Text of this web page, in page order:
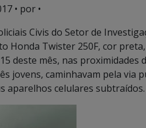
• por •
Civis do Setor de
Honda Twister 250F, cor
deste mês, nas proximidades
jovens, caminhavam pela via
aparelhos celulares subtraídos.